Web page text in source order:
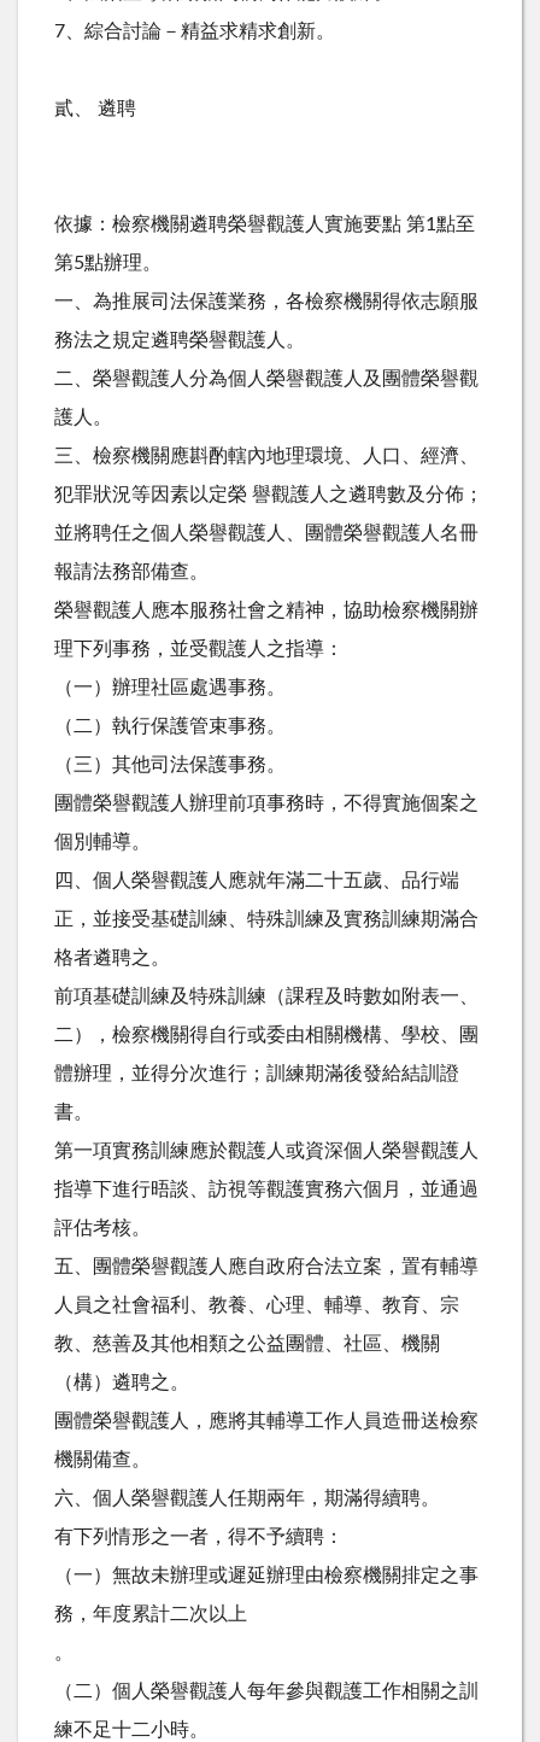
7、綜合討論－精益求精求創新。
貳、 遴聘
依據：檢察機關遴聘榮譽觀護人實施要點 第1點至
第5點辦理。
一、為推展司法保護業務，各檢察機關得依志願服
務法之規定遴聘榮譽觀護人。
二、榮譽觀護人分為個人榮譽觀護人及團體榮譽觀
護人。
三、檢察機關應斟酌轄內地理環境、人口、經濟、
犯罪狀況等因素以定榮 譽觀護人之遴聘數及分佈；
並將聘任之個人榮譽觀護人、團體榮譽觀護人名冊
報請法務部備查。
榮譽觀護人應本服務社會之精神，協助檢察機關辦
理下列事務，並受觀護人之指導：
（一）辦理社區處遇事務。
（二）執行保護管束事務。
（三）其他司法保護事務。
團體榮譽觀護人辦理前項事務時，不得實施個案之
個別輔導。
四、個人榮譽觀護人應就年滿二十五歲、品行端
正，並接受基礎訓練、特殊訓練及實務訓練期滿合
格者遴聘之。
前項基礎訓練及特殊訓練（課程及時數如附表一、
二），檢察機關得自行或委由相關機構、學校、團
體辦理，並得分次進行；訓練期滿後發給結訓證
書。
第一項實務訓練應於觀護人或資深個人榮譽觀護人
指導下進行晤談、訪視等觀護實務六個月，並通過
評估考核。
五、團體榮譽觀護人應自政府合法立案，置有輔導
人員之社會福利、教養、心理、輔導、教育、宗
教、慈善及其他相類之公益團體、社區、機關
（構）遴聘之。
團體榮譽觀護人，應將其輔導工作人員造冊送檢察
機關備查。
六、個人榮譽觀護人任期兩年，期滿得續聘。
有下列情形之一者，得不予續聘：
（一）無故未辦理或遲延辦理由檢察機關排定之事
務，年度累計二次以上
。
（二）個人榮譽觀護人每年參與觀護工作相關之訓
練不足十二小時。